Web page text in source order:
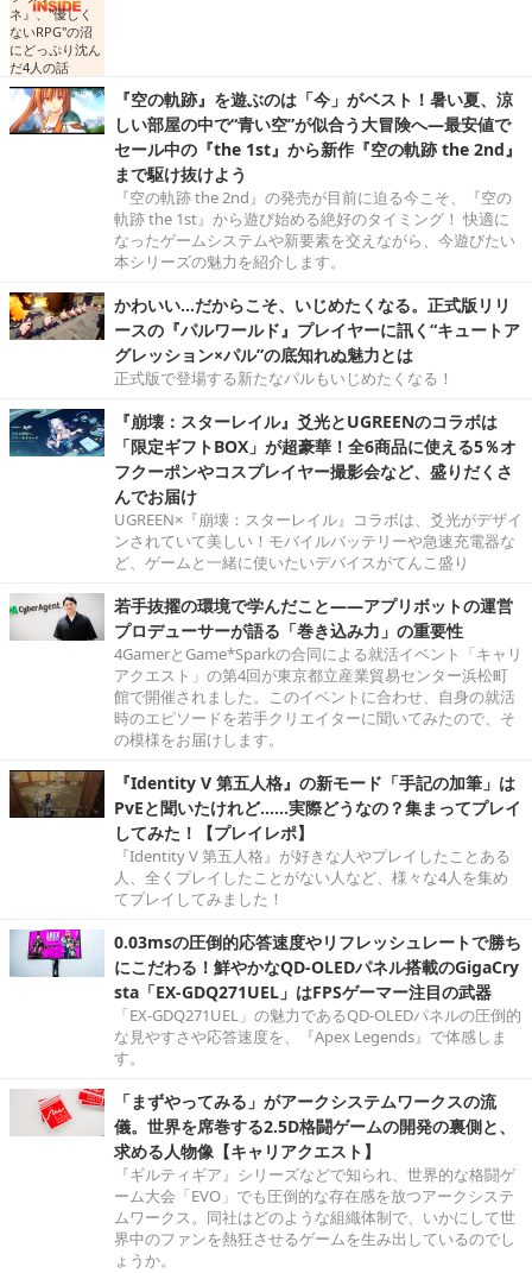
『空の軌跡』を遊ぶのは「今」がベスト！暑い夏、涼
しい部屋の中で“青い空”が似合う大冒険へ―最安値で
セール中の『the 1st』から新作『空の軌跡 the 2nd』
まで駆け抜けよう
『空の軌跡 the 2nd』の発売が目前に迫る今こそ、『空の
軌跡 the 1st』から遊び始める絶好のタイミング！ 快適に
なったゲームシステムや新要素を交えながら、今遊びたい
本シリーズの魅力を紹介します。
かわいい…だからこそ、いじめたくなる。正式版リリ
ースの『パルワールド』プレイヤーに訊く“キュートア
グレッション×パル”の底知れぬ魅力とは
正式版で登場する新たなパルもいじめたくなる！
『崩壊：スターレイル』爻光とUGREENのコラボは
「限定ギフトBOX」が超豪華！全6商品に使える5％オ
フクーポンやコスプレイヤー撮影会など、盛りだくさ
んでお届け
UGREEN×『崩壊：スターレイル』コラボは、爻光がデザイ
ンされていて美しい！モバイルバッテリーや急速充電器な
ど、ゲームと一緒に使いたいデバイスがてんこ盛り
若手抜擢の環境で学んだこと――アプリボットの運営
プロデューサーが語る「巻き込み力」の重要性
4GamerとGame*Sparkの合同による就活イベント「キャリ
アクエスト」の第4回が東京都立産業貿易センター浜松町
館で開催されました。このイベントに合わせ、自身の就活
時のエピソードを若手クリエイターに聞いてみたので、そ
の模様をお届けします。
『Identity V 第五人格』の新モード「手記の加筆」は
PvEと聞いたけれど……実際どうなの？集まってプレイ
してみた！【プレイレポ】
『Identity V 第五人格』が好きな人やプレイしたことある
人、全くプレイしたことがない人など、様々な4人を集め
てプレイしてみました！
0.03msの圧倒的応答速度やリフレッシュレートで勝ち
にこだわる！鮮やかなQD-OLEDパネル搭載のGigaCry
sta「EX-GDQ271UEL」はFPSゲーマー注目の武器
「EX-GDQ271UEL」の魅力であるQD-OLEDパネルの圧倒的
な見やすさや応答速度を、『Apex Legends』で体感しま
す。
「まずやってみる」がアークシステムワークスの流
儀。世界を席巻する2.5D格闘ゲームの開発の裏側と、
求める人物像【キャリアクエスト】
『ギルティギア』シリーズなどで知られ、世界的な格闘ゲ
ーム大会「EVO」でも圧倒的な存在感を放つアークシステ
ムワークス。同社はどのような組織体制で、いかにして世
界中のファンを熱狂させるゲームを生み出しているのでし
ょうか。